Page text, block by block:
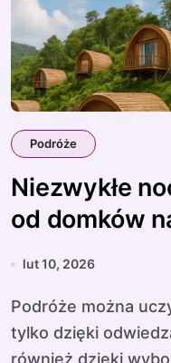
Podróże
Niezwykłe
od domków
podwodne
lut 10, 2026
Podróże można uczynić niezapomnianymi nie
tylko dzięki
również dzięki